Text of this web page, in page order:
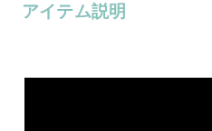
アイテム説明